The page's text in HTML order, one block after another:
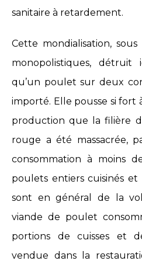
sanitaire à retardement.
Cette mondialisation,
monopolistiques, détruit
qu’un poulet sur deux
importé. Elle pousse si fort
production que la filière
rouge a été massacrée,
consommation à moins
poulets entiers cuisinés et
sont en général de la
viande de poulet
portions de cuisses et
vendue dans la